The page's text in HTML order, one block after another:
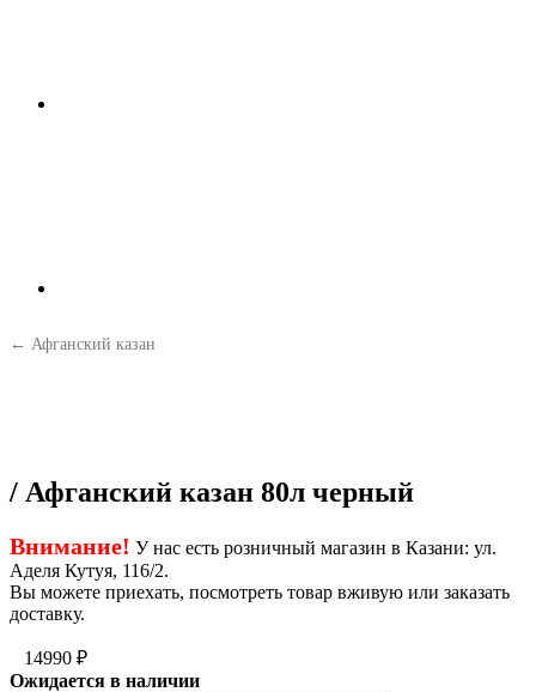
← Афганский казан
/ Афганский казан 80л черный
Внимание! У нас есть розничный магазин в Казани: ул.
Аделя Кутуя, 116/2.
Вы можете приехать, посмотреть товар вживую или заказать
доставку.
14990 ₽
Ожидается в наличии